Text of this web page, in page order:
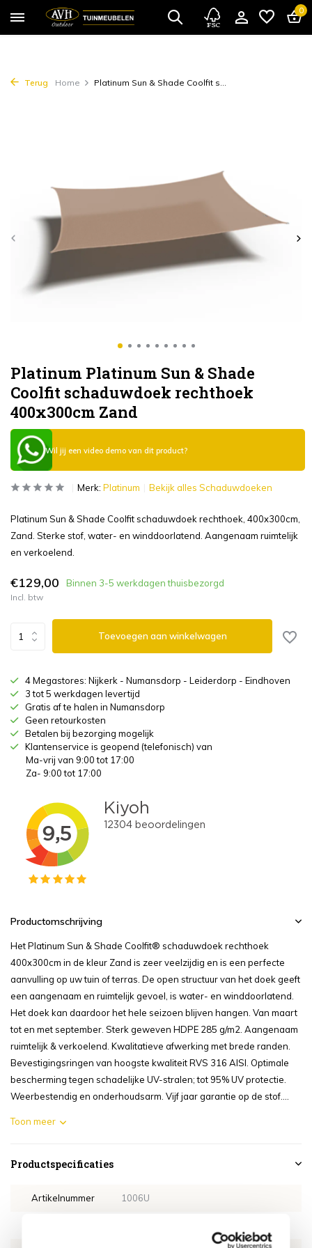
0
Terug Home Platinum Sun & Shade Coolfit s...
Platinum Platinum Sun & Shade
Coolfit schaduwdoek rechthoek
400x300cm Zand
Wil jij een video demo van dit product?
Merk: Platinum Bekijk alles Schaduwdoeken
Platinum Sun & Shade Coolfit schaduwdoek rechthoek, 400x300cm,
Zand. Sterke stof, water- en winddoorlatend. Aangenaam ruimtelijk
en verkoelend.
€129,00 Binnen 3-5 werkdagen thuisbezorgd
Incl. btw
Toevoegen aan winkelwagen
4 Megastores: Nijkerk - Numansdorp - Leiderdorp - Eindhoven
3 tot 5 werkdagen levertijd
Gratis af te halen in Numansdorp
Geen retourkosten
Betalen bij bezorging mogelijk
Klantenservice is geopend (telefonisch) van
Ma-vrij van 9:00 tot 17:00
Za- 9:00 tot 17:00
Productomschrijving
Het Platinum Sun & Shade Coolfit® schaduwdoek rechthoek
400x300cm in de kleur Zand is zeer veelzijdig en is een perfecte
aanvulling op uw tuin of terras. De open structuur van het doek geeft
een aangenaam en ruimtelijk gevoel, is water- en winddoorlatend.
Het doek kan daardoor het hele seizoen blijven hangen. Van maart
tot en met september. Sterk geweven HDPE 285 g/m2. Aangenaam
ruimtelijk & verkoelend. Kwalitatieve afwerking met brede randen.
Bevestigingsringen van hoogste kwaliteit RVS 316 AISI. Optimale
bescherming tegen schadelijke UV-stralen; tot 95% UV protectie.
Weerbestendig en onderhoudsarm. Vijf jaar garantie op de stof....
Toon meer
Productspecificaties
Artikelnummer 1006U